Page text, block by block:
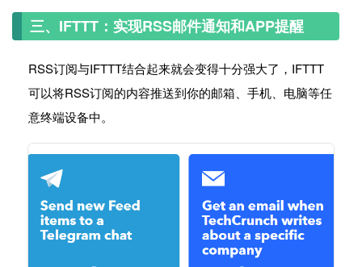
三、IFTTT：实现RSS邮件通知和APP提醒
RSS订阅与IFTTT结合起来就会变得十分强大了，IFTTT
可以将RSS订阅的内容推送到你的邮箱、手机、电脑等任
意终端设备中。